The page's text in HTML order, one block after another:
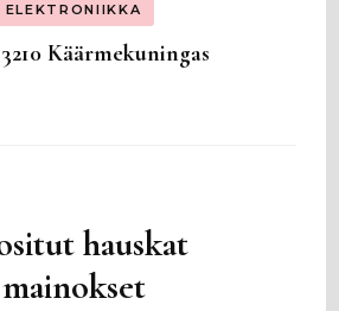
ELEKTRONIIKKA
Käärmekuningas
hauskat
mainokset